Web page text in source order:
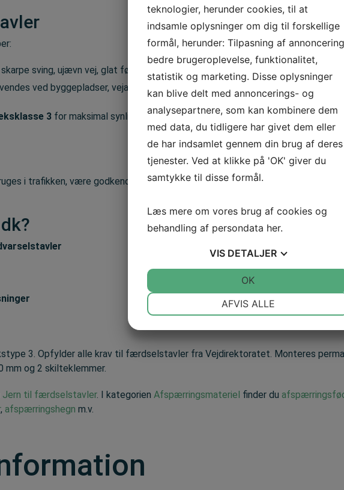
sving, ujævn vej, glat føre, børn.
ved byggepladser, vejarbejde og midlertidige afspærringer
3 for maksimal synlighed, også i mørke og ved dårlige vejrforhold.
i trafikken, være godkendt afVejdirektoratet,følge bekendtgørelsen om
3. Opfylder alle krav til færdselstavler fra Vejdirektoratet. Monteres
og 2 skilteklemmer.
Jern til færdselstavler. I kategorien Afspærringsmateriel finder du
, afspærringshegn m.v.
teknologier, herunder cookies, til at
indsamle oplysninger om dig til forskellige
formål, herunder: Tilpasning af
bedre brugeroplevelse, funktionalitet,
statistik og marketing. Disse oplysninger
kan blive delt med annoncerings- og
analysepartnere, som kan kombinere dem
med data, du tidligere har givet dem eller
de har indsamlet gennem din brug af deres
tjenester. Ved at klikke på 'OK' giver du
samtykke til disse formål.
Læs mere om vores brug af cookies og
behandling af persondata her.
VIS DETALJER
AFVIS ALLE
OK